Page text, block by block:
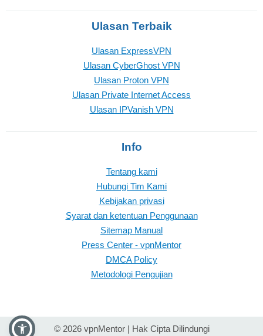
Ulasan Terbaik
Ulasan ExpressVPN
Ulasan CyberGhost VPN
Ulasan Proton VPN
Ulasan Private Internet Access
Ulasan IPVanish VPN
Info
Tentang kami
Hubungi Tim Kami
Kebijakan privasi
Syarat dan ketentuan Penggunaan
Sitemap Manual
Press Center - vpnMentor
DMCA Policy
Metodologi Pengujian
© 2026 vpnMentor | Hak Cipta Dilindungi